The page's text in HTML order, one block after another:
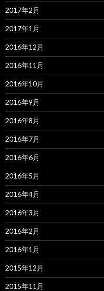
2017年2月
2017年1月
2016年12月
2016年11月
2016年10月
2016年9月
2016年8月
2016年7月
2016年6月
2016年5月
2016年4月
2016年3月
2016年2月
2016年1月
2015年12月
2015年11月